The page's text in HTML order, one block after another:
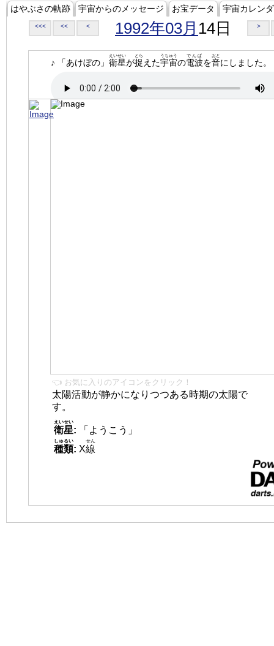
はやぶさの軌跡 宇宙からのメッセージ お宝データ 宇宙カレン
<<< << < 1992年03月 14日 >
♪ 「あけぼの」 衛星
えいせい
が捉
とら
えた宇宙
うちゅう
の電波
でんぱ
を音
おと
にしました。
👈 お気に入りのアイコンをクリック！
太陽活動が静かになりつつある時期の太陽で
す。
衛星
えいせい
:
「ようこう」
種類
しゅるい
: X線
せん